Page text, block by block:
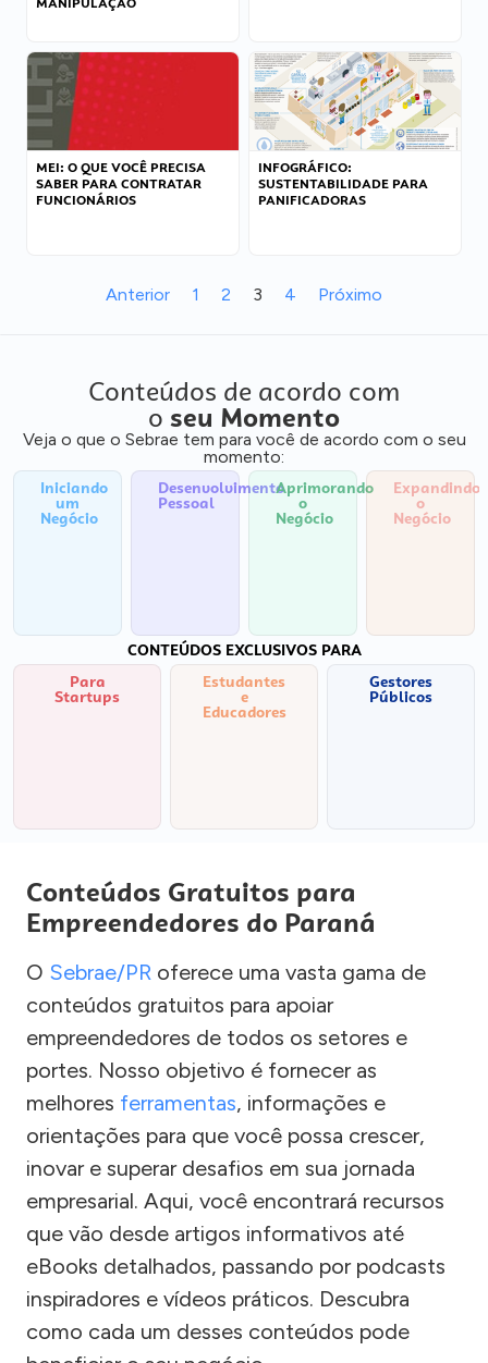
MEI: O QUE VOCÊ PRECISA
SABER PARA CONTRATAR
FUNCIONÁRIOS
INFOGRÁFICO:
SUSTENTABILIDADE PARA
PANIFICADORAS
Anterior 1 2 3 4 Próximo
Conteúdos de acordo com
o seu Momento
Veja o que o Sebrae tem para você de acordo com o seu
momento:
Iniciando
um
Negócio
Desenvolvimento
Pessoal
Aprimorando
o
Negócio
Expandindo
o
Negócio
CONTEÚDOS EXCLUSIVOS PARA
Para
Startups
Estudantes
e
Educadores
Gestores
Públicos
Conteúdos Gratuitos para
Empreendedores do Paraná
O Sebrae/PR oferece uma vasta gama de
conteúdos gratuitos para apoiar
empreendedores de todos os setores e
portes. Nosso objetivo é fornecer as
melhores ferramentas, informações e
orientações para que você possa crescer,
inovar e superar desafios em sua jornada
empresarial. Aqui, você encontrará recursos
que vão desde artigos informativos até
eBooks detalhados, passando por podcasts
inspiradores e vídeos práticos. Descubra
como cada um desses conteúdos pode